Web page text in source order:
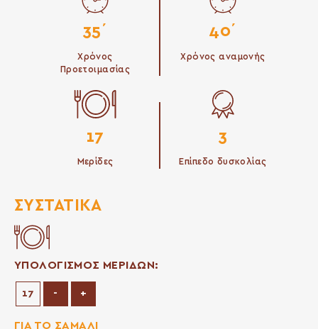
35΄
Χρόνος
Προετοιμασίας
40΄
Χρόνος αναμονής
17
Μερίδες
3
Επίπεδο δυσκολίας
ΣΥΣΤΑΤΙΚΆ
ΥΠΟΛΟΓΙΣΜΟΣ ΜΕΡΙΔΩΝ:
- Μείωση μερίδων
+Αύξηση μερίδων
ΓΙΑ ΤΟ ΣΑΜΑΛΙ